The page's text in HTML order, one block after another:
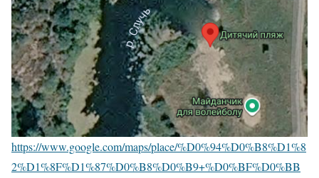
https://www.google.com/maps/place/%D0%94%D0%B8%D1%8
2%D1%8F%D1%87%D0%B8%D0%B9+%D0%BF%D0%BB